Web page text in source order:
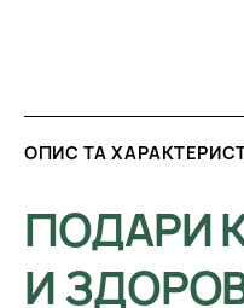
ОПИС ТА
ПОДАРИ
И